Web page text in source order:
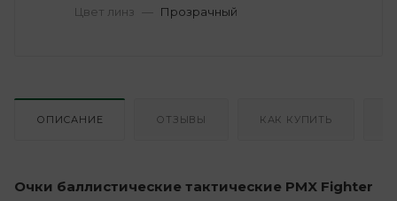
Цвет линз — Прозрачный
ОПИСАНИЕ ОТЗЫВЫ КАК КУПИТЬ
Очки баллистические тактические PMX Fighter